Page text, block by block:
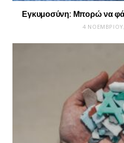
Εγκυμοσύνη: Μπορώ να
4